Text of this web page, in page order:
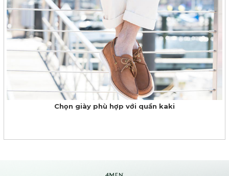
Chọn giày phù hợp với quần kaki